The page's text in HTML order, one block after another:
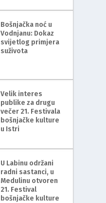
Bošnjačka noć u
Vodnjanu: Dokaz
svijetlog primjera
suživota
Velik interes
publike za drugu
večer 21. Festivala
bošnjačke kulture
u Istri
U Labinu održani
radni sastanci, u
Medulinu otvoren
21. Festival
bošnjačke kulture